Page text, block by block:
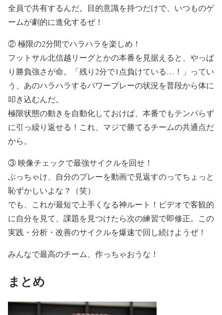
全員で共有するんだ。目的意識を持つだけで、いつものゲ
ームが劇的に進化するぜ！
② 極限の2分間でハラハラを楽しめ！
フットサル北信越リーグとかの本番を見据えると、やっぱ
り勝負強さが命。「残り2分で1点負けている…！」ってい
う、あのハラハラするパワープレーの状況を普段から体に
叩き込むんだ。
極限状態の動きを自動化しておけば、本番でもテンパらず
に引っ繰り返せる！これ、マジで勝てるチームの共通点だ
から。
③ 映像チェックで最強サイクルを回せ！
ぶっちゃけ、自分のプレーを動画で見返すのってちょっと
恥ずかしいよな？（笑）
でも、これが最短で上手くなる神ルート！ビデオで客観的
に自分を見て、課題を見つけたら次の練習で即修正。この
実践・分析・改善のサイクルを爆速で回し続けようぜ！
みんなで最高のチーム、作っちゃおうな！
まとめ